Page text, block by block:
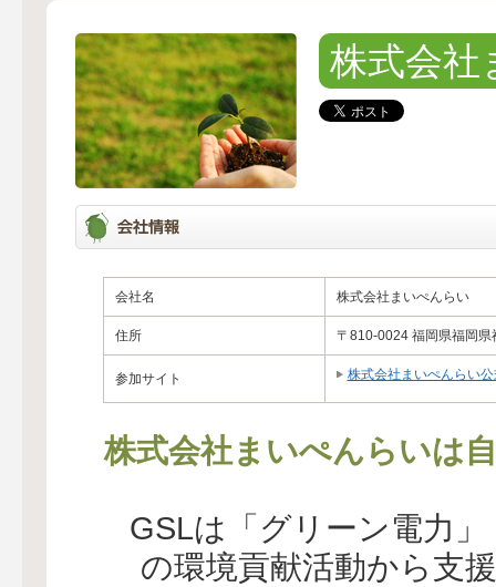
株式会社
会社名 株式会社まいぺんらい
住所 〒810-0024 福岡県福岡
参加サイト 株式会社まいぺんらい
株式会社まいぺんらいは
GSLは「グリーン電力
の環境貢献活動から支